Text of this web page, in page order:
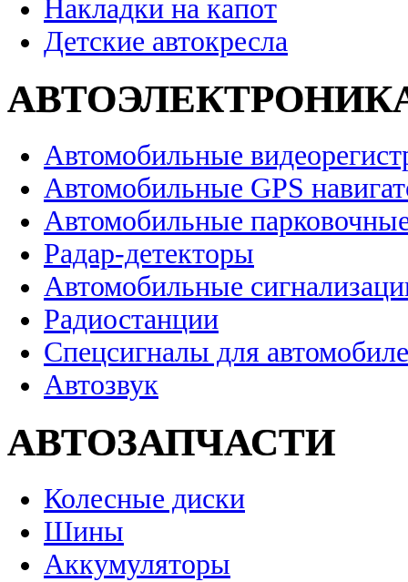
Накладки на капот
Детские автокресла
Автомобильные
Автомобильные GPS
Автомобильные
Радар-детекторы
Автомобильные
Радиостанции
Спецсигналы для
Автозвук
АВТОЗАПЧАСТИ
Колесные диски
Шины
Аккумуляторы